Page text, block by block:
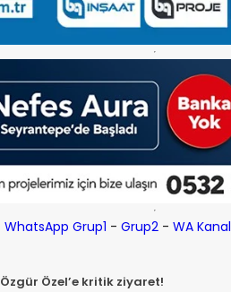
WhatsApp Grup1 - Grup2- WA Kanal
Özel’e kritik ziyaret!